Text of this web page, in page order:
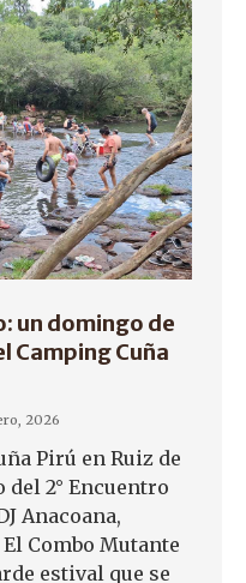
un domingo de
Camping Cuña
2026
Pirú en Ruiz de
2° Encuentro
Anacoana,
Combo Mutante
estival que se